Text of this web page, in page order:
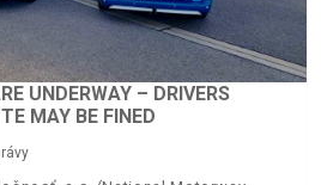
UNDERWAY – DRIVERS
MAY BE FINED